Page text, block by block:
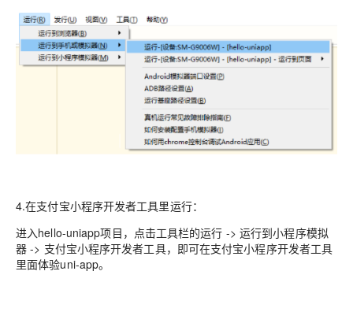
4.在支付宝小程序开发者工具里运行：
进入hello-uniapp项目，点击工具栏的运行 -> 运行到小程序模拟
器 -> 支付宝小程序开发者工具，即可在支付宝小程序开发者工具
里面体验uni-app。